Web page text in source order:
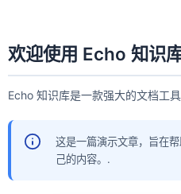
欢迎使用 Echo 知识
Echo 知识库是一款强大的文档工
这是一篇演示文章，旨在
己的内容。.